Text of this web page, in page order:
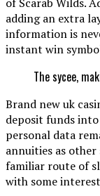
of Scarab Wilds.
adding an extra
information is
instant win
The sycee,
Brand new uk
deposit funds
personal data
annuities as
familiar route of
with some